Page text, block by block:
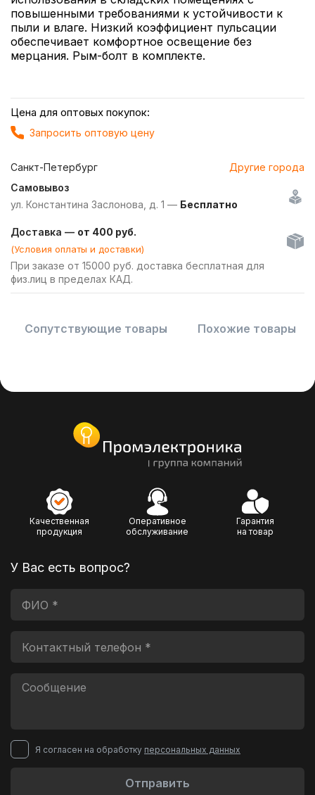
повышенными требованиями к устойчивости к
пыли и влаге. Низкий коэффициент пульсации
обеспечивает комфортное освещение без
мерцания. Рым-болт в комплекте.
Цена для оптовых покупок:
Запросить оптовую цену
Санкт-Петербург
Другие города
Самовывоз
ул. Константина Заслонова, д. 1 — Бесплатно
Доставка — от 400 руб.
(Условия оплаты и доставки)
При заказе от 15000 руб. доставка бесплатная для
физ.лиц в пределах КАД.
Сопутствующие товары Похожие товары
Качественная
продукция
Оперативное
обслуживание
Гарантия
на товар
У Вас есть вопрос?
Я согласен на обработку персональных данных
Отправить